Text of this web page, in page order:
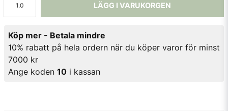
LÄGG I VARUKORGEN
Köp mer - Betala mindre
10% rabatt på hela ordern när du köper varor för minst
7000 kr
Ange koden 10 i kassan